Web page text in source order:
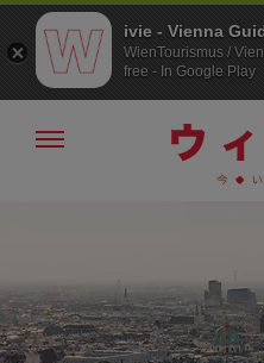
へ
ジ
の
ト
メ
非
表
示
ivie - Vienna
WienTourismus /
free - In Google Play